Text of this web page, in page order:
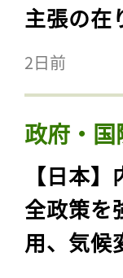
主張の在
2日前
政府・国
【日本
全政策を
用、気候